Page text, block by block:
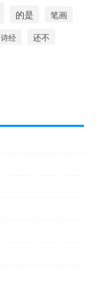
的是 笔画
诗经 还不